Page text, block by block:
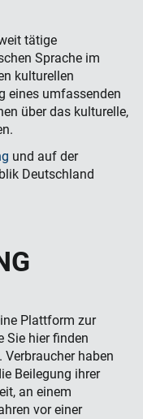
tätige
Sprache im
kulturellen
eines umfassenden
über das kulturelle,
und auf der
Deutschland
Plattform zur
Sie hier finden
. Verbraucher haben
Beilegung ihrer
an einem
vor einer